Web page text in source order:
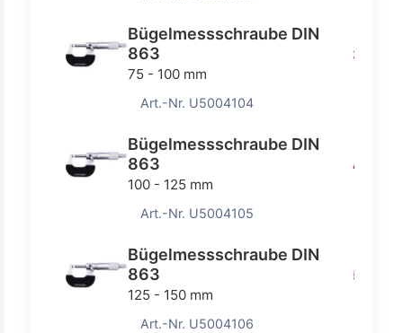
Bügelmessschraube DIN
863
75 - 100 mm
34,40
Art.-Nr. U5004104
Bügelmessschraube DIN
863
100 - 125 mm
45,80
Art.-Nr. U5004105
Bügelmessschraube DIN
863
125 - 150 mm
50,60
Art.-Nr. U5004106